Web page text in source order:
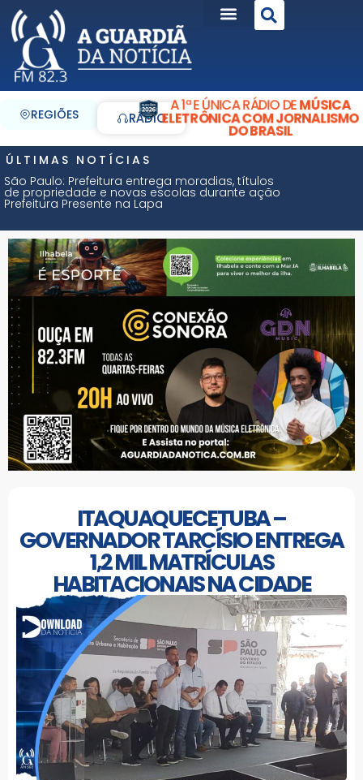
REGIÕES RÁDIO
A 1ª E ÚNICA RÁDIO DEMÚSICA
ELETRÔNICA COM JORNALISMO
DO BRASIL
ÚLTIMAS NOTÍCIAS
São Paulo: Prefeitura entrega moradias, títulos
de propriedade e novas escolas durante ação
Prefeitura Presente na Lapa
ITAQUAQUECETUBA –
GOVERNADOR TARCÍSIO ENTREGA
1,2 MIL MATRÍCULAS
HABITACIONAIS NA CIDADE